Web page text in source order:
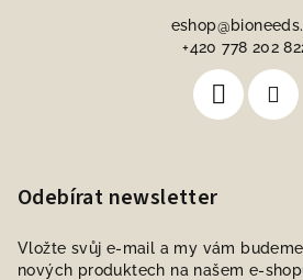
eshop@
+420 778 202
Odebírat newsletter
Vložte svůj e-mail a my vám
nových produktech na našem e-